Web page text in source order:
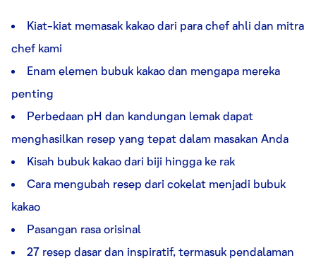
Kiat-kiat memasak kakao dari para chef ahli dan mitra
chef kami
Enam elemen bubuk kakao dan mengapa mereka
penting
Perbedaan pH dan kandungan lemak dapat
menghasilkan resep yang tepat dalam masakan Anda
Kisah bubuk kakao dari biji hingga ke rak
Cara mengubah resep dari cokelat menjadi bubuk
kakao
Pasangan rasa orisinal
27 resep dasar dan inspiratif, termasuk pendalaman